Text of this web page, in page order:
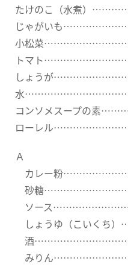
たけのこ（水煮）
じゃがいも
小松菜
トマト
しょうが……………………
水
コンソメスープの素
ローレル
Ａ
カレー粉
砂糖………………………
ソース
しょうゆ（こいくち）
酒…………………………
みりん……………………